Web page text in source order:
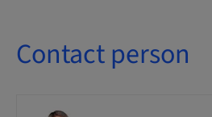
Contact person